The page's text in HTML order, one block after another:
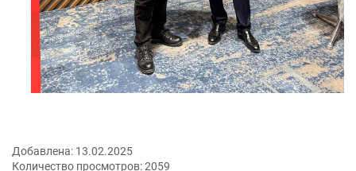
Добавлена: 13.02.2025
Количество просмотров:2059